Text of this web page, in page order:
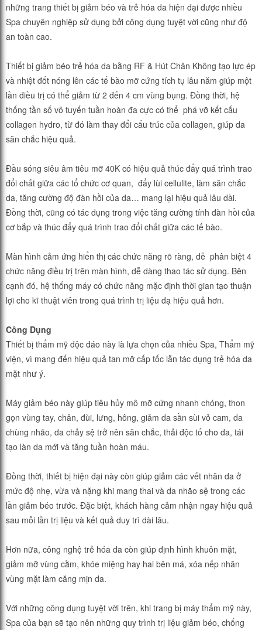
những trang thiết bị giảm béo và trẻ hóa da hiện đại được nhiều
Spa chuyên nghiệp sử dụng bởi công dụng tuyệt vời cũng như độ
an toàn cao.
Thiết bị giảm béo trẻ hóa da bằng RF & Hút Chân Không tạo lực ép
và nhiệt đốt nóng lên các tế bào mỡ cứng tích tụ lâu năm giúp một
lần điều trị có thể giảm từ 2 đến 4 cm vùng bụng. Đồng thời, hệ
thống tần số vô tuyến tuần hoàn đa cực có thể phá vỡ kết cấu
collagen hydro, từ đó làm thay đổi cấu trúc của collagen, giúp da
săn chắc hiệu quả.
Đầu sóng siêu âm tiêu mỡ 40K có hiệu quả thúc đẩy quá trình trao
đổi chất giữa các tổ chức cơ quan, đẩy lùi cellulite, làm săn chắc
da, tăng cường độ đàn hồi của da… mang lại hiệu quả lâu dài.
Đồng thời, cũng có tác dụng trong việc tăng cường tính đàn hồi của
cơ bắp và thúc đẩy quá trình trao đổi chất giữa các tế bào.
Màn hình cảm ứng hiển thị các chức năng rõ ràng, dễ phân biệt 4
chức năng điều trị trên màn hình, dễ dàng thao tác sử dụng. Bên
cạnh đó, hệ thống máy có chức năng mặc định thời gian tạo thuận
lợi cho kĩ thuật viên trong quá trình trị liệu đạ hiệu quả hơn.
Công Dụng
Thiết bị thẩm mỹ độc đáo này là lựa chọn của nhiều Spa, Thẩm mỹ
viện, vì mang đến hiệu quả tan mỡ cấp tốc lẫn tác dụng trẻ hóa da
mặt như ý.
Máy giảm béo này giúp tiêu hủy mô mỡ cứng nhanh chóng, thon
gọn vùng tay, chân, đùi, lưng, hông, giảm da sần sùi vỏ cam, da
chùng nhão, da chảy sệ trở nên săn chắc, thải độc tố cho da, tái
tạo làn da mới và tăng tuần hoàn máu.
Đồng thời, thiết bị hiện đại này còn giúp giảm các vết nhăn da ở
mức độ nhẹ, vừa và nặng khi mang thai và da nhão sệ trong các
lần giảm béo trước. Đặc biệt, khách hàng cảm nhận ngay hiệu quả
sau mỗi lần trị liệu và kết quả duy trì dài lâu.
Hơn nữa, công nghệ trẻ hóa da còn giúp định hình khuôn mặt,
giảm mỡ vùng cằm, khóe miệng hay hai bên má, xóa nếp nhăn
vùng mặt làm căng mịn da.
Với những công dụng tuyệt vời trên, khi trang bị máy thẩm mỹ này,
Spa của bạn sẽ tạo nên những quy trình trị liệu giảm béo, chống